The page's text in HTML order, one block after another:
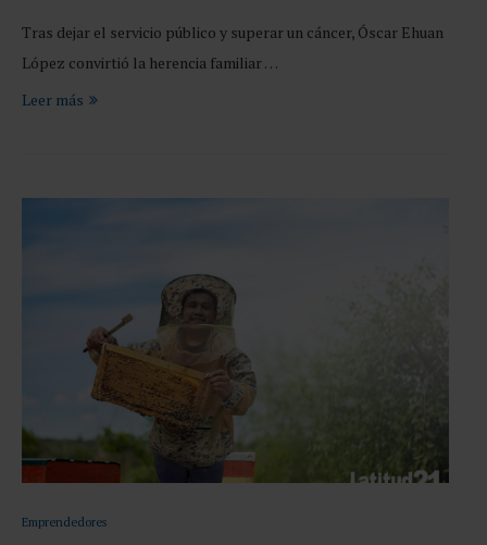
Tras dejar el servicio público y superar un cáncer, Óscar Ehuan
López convirtió la herencia familiar …
Leer más
Emprendedores